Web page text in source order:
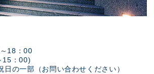
18：00
15：00)
の一部（お問い合わせください）